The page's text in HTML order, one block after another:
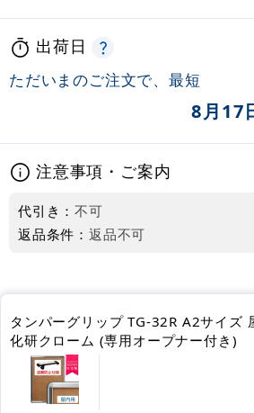
出荷日
ただいまのご注文で、最短
8月17
注意事項・ご案内
代引き：不可
返品条件： 返品不可
タンパーグリップ TG-32R A2サイズ
化研クローム (専用オープナー付き)